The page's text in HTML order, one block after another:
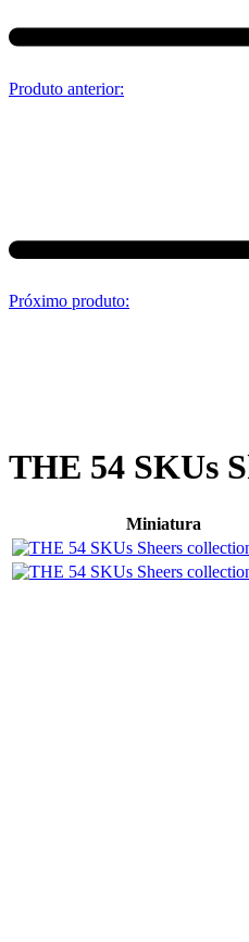
Produto anterior:
Próximo produto:
THE 54 SKUs
Miniatura